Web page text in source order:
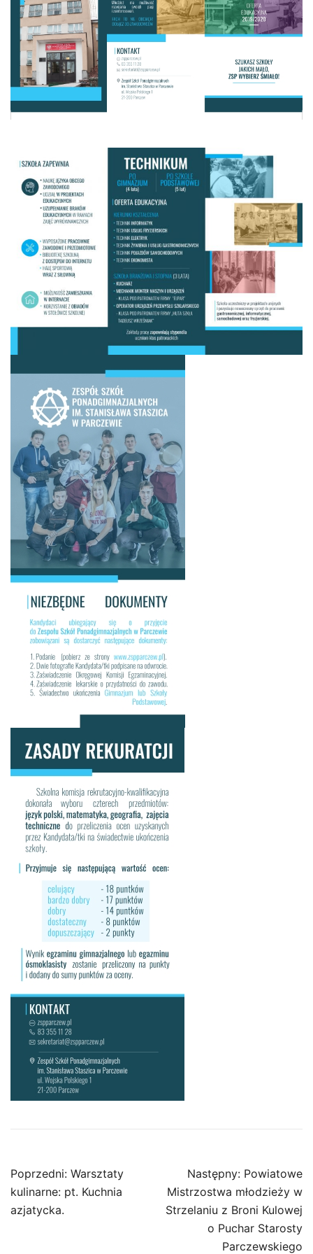
Nawigacja
wpisu
Poprzedni: Warsztaty
kulinarne: pt. Kuchnia
azjatycka.
Następny: Powiatowe
Mistrzostwa młodzieży w
Strzelaniu z Broni Kulowej
o Puchar Starosty
Parczewskiego